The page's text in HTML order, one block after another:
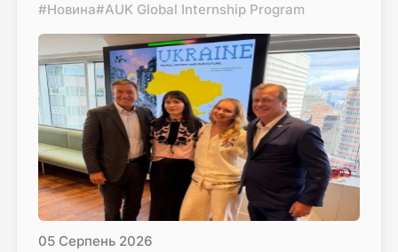
#Новина#AUK Global Internship Program
05 Серпень 2026